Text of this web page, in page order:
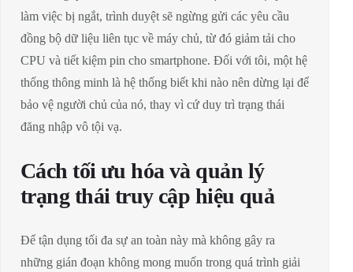
làm việc bị ngắt, trình duyệt sẽ ngừng gửi các yêu cầu
đồng bộ dữ liệu liên tục về máy chủ, từ đó giảm tải cho
CPU và tiết kiệm pin cho smartphone. Đối với tôi, một hệ
thống thông minh là hệ thống biết khi nào nên dừng lại để
bảo vệ người chủ của nó, thay vì cứ duy trì trạng thái
đăng nhập vô tội vạ.
Cách tối ưu hóa và quản lý
trạng thái truy cập hiệu quả
Để tận dụng tối đa sự an toàn này mà không gây ra
những gián đoạn không mong muốn trong quá trình giải